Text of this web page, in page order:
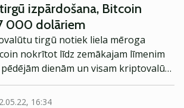
izpārdošana, Bitcoin
000 dolāriem
tirgū notiek liela mēroga
nokrītot līdz zemākajam līmenim
dienām un visam kriptovalūtu
piekto daļu savas
16:34